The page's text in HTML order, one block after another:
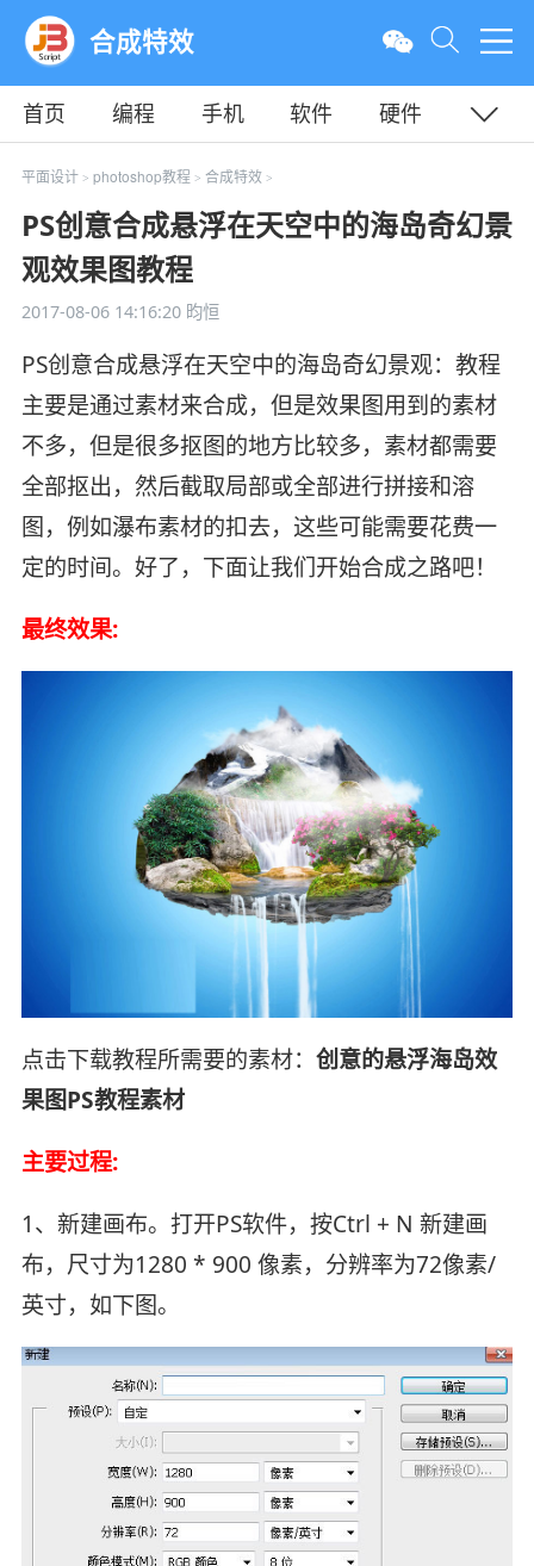
合成特效
首页 编程 手机 软件
硬件
教程
平面 服务器
平面设计> photoshop教程 > 合成特效 >
PS创意合成悬浮在天空中的海岛奇幻景
观效果图教程
2017-08-06 14:16:20昀恒
PS创意合成悬浮在天空中的海岛奇幻景观：教程
主要是通过素材来合成，但是效果图用到的素材
不多，但是很多抠图的地方比较多，素材都需要
全部抠出，然后截取局部或全部进行拼接和溶
图，例如瀑布素材的扣去，这些可能需要花费一
定的时间。好了，下面让我们开始合成之路吧！
最终效果:
点击下载教程所需要的素材： 创意的悬浮海岛效
果图PS教程素材
主要过程:
1、新建画布。打开PS软件，按Ctrl + N 新建画
布，尺寸为1280 * 900 像素，分辨率为72像素/
英寸，如下图。